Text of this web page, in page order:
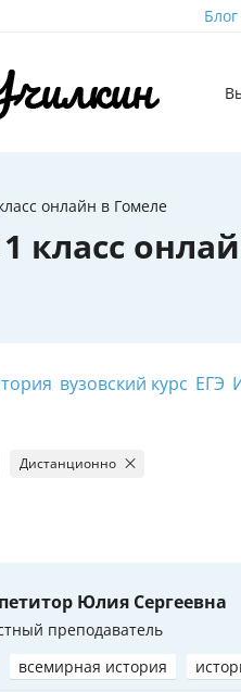
Блог
онлайн в Гомеле
класс
вузовский курс ЕГЭ
Дистанционно
Юлия Сергеевна
преподаватель
всемирная история